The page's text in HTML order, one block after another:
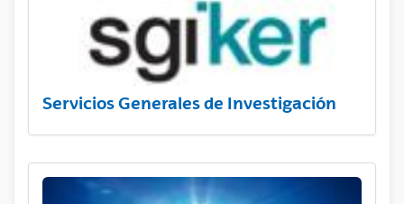
Servicios Generales de Investigación